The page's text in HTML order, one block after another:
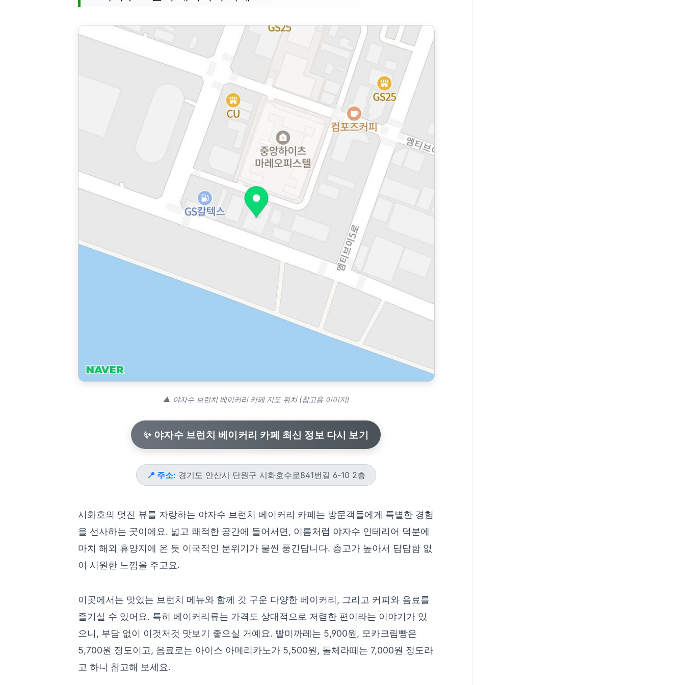
▲ 야자수 브런치 베이커리 카페 지도 위치 (참고용 이미지)
✨ 야자수 브런치 베이커리 카페 최신 정보 다시 보기
📍 주소: 경기도 안산시 단원구 시화호수로841번길 6-10 2층
시화호의 멋진 뷰를 자랑하는 야자수 브런치 베이커리 카페는 방문객들에게 특별한 경험
을 선사하는 곳이에요. 넓고 쾌적한 공간에 들어서면, 이름처럼 야자수 인테리어 덕분에
마치 해외 휴양지에 온 듯 이국적인 분위기가 물씬 풍긴답니다. 층고가 높아서 답답함 없
이 시원한 느낌을 주고요.
이곳에서는 맛있는 브런치 메뉴와 함께 갓 구운 다양한 베이커리, 그리고 커피와 음료를
즐기실 수 있어요. 특히 베이커리류는 가격도 상대적으로 저렴한 편이라는 이야기가 있
으니, 부담 없이 이것저것 맛보기 좋으실 거예요. 빨미까레는 5,900원, 모카크림빵은
5,700원 정도이고, 음료로는 아이스 아메리카노가 5,500원, 돌체라떼는 7,000원 정도라
고 하니 참고해 보세요.